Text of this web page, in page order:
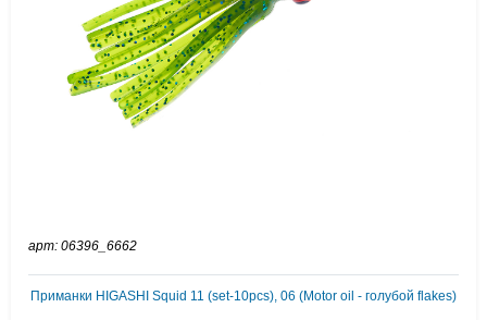
арт: 06396_6662
Приманки HIGASHI Squid 11 (set-10pcs), 06 (Motor oil - голубой flakes)